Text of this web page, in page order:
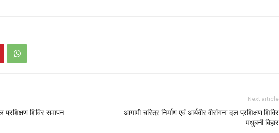
प्रशिक्षण शिविर समापन
Next article
आगामी चरित्र निर्माण एवं आर्यवीर वीरांगना दल प्रशिक्षण शिविर
मधुबनी बिहार